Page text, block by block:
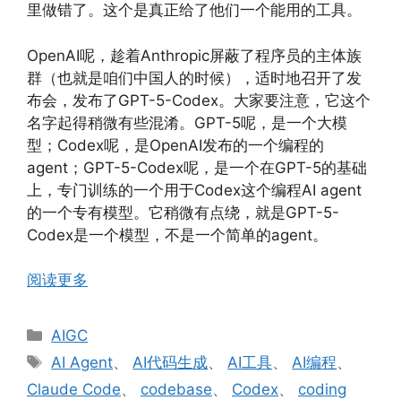
里做错了。这个是真正给了他们一个能用的工具。
OpenAI呢，趁着Anthropic屏蔽了程序员的主体族
群（也就是咱们中国人的时候），适时地召开了发
布会，发布了GPT-5-Codex。大家要注意，它这个
名字起得稍微有些混淆。GPT-5呢，是一个大模
型；Codex呢，是OpenAI发布的一个编程的
agent；GPT-5-Codex呢，是一个在GPT-5的基础
上，专门训练的一个用于Codex这个编程AI agent
的一个专有模型。它稍微有点绕，就是GPT-5-
Codex是一个模型，不是一个简单的agent。
阅读更多
分
类
AIGC
标
签
AI Agent、AI代码生成、AI工具、AI编程、
Claude Code、 codebase、 Codex、 coding